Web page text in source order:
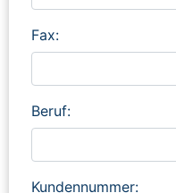
Fax:
Beruf:
Kundennummer: